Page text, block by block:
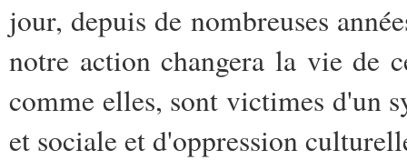
jour, depuis de nombreuses
notre action changera la vie de
comme elles, sont victimes d'un
et sociale et d'oppression